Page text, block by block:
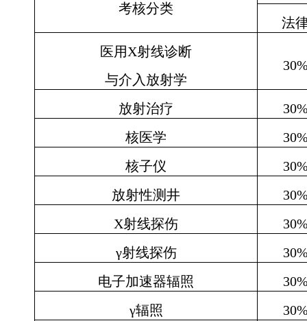
考核分类
法
医用X射线诊断
与介入放射学
放射治疗
核医学
核子仪
放射性测井
X射线探伤
γ射线探伤
电子加速器辐照
γ辐照